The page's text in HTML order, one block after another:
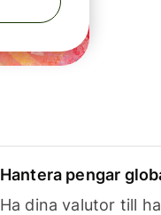
Hantera pengar
Ha dina valutor till